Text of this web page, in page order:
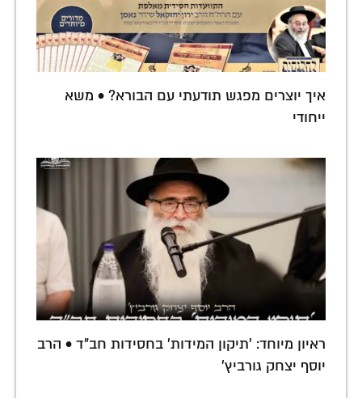
איך יוצרים מפגש תודעתי עם הבורא? • משא
ייחודי
ראיון מיוחד: 'תיקון המידות' בחסידות חב"ד • הרב
יוסף יצחק גורביץ'